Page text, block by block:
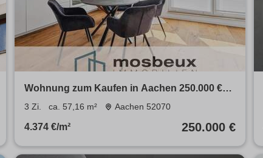
Wohnung zum Kaufen in Aachen 250.000 €
57.16 m²
3 Zi. ca. 57,16 m² Aachen 52070
4.374 €/m² 250.000 €